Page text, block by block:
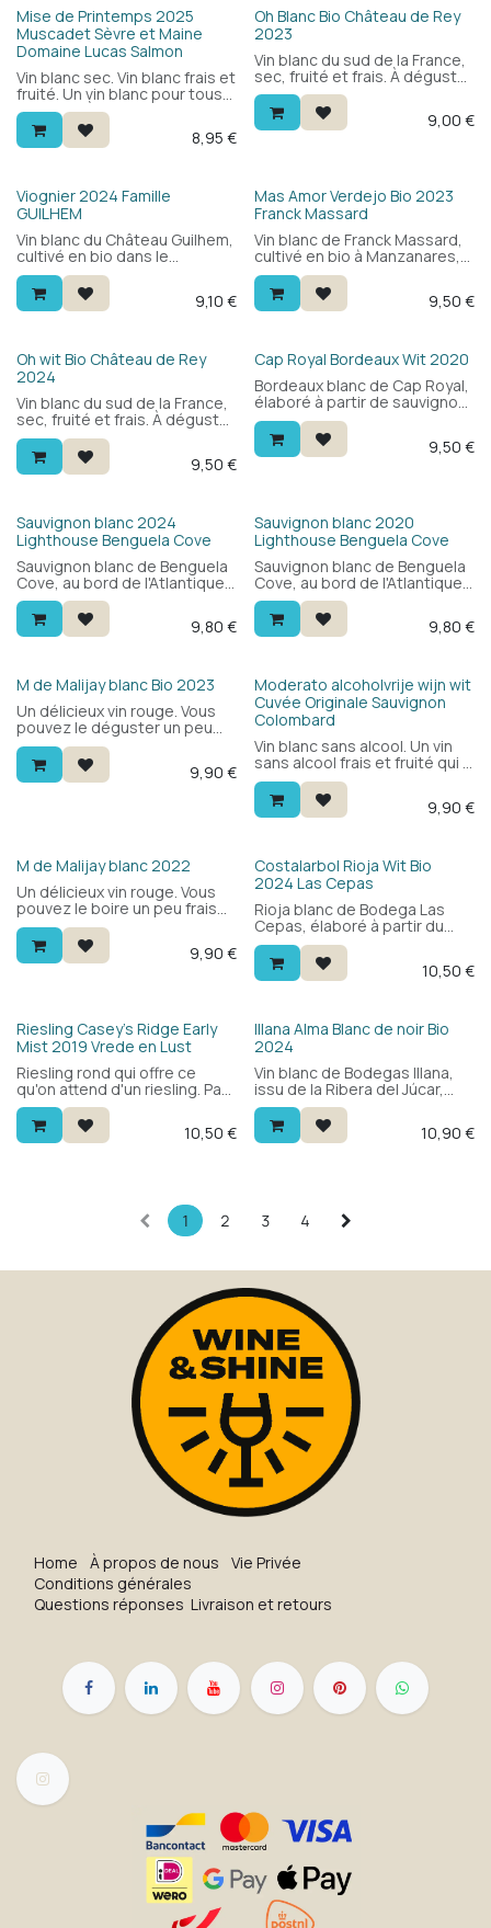
Pour tous, pour toutes les
occasions.
Mise de Printemps 2025
Muscadet Sèvre et Maine
Domaine Lucas Salmon
Vin blanc sec. Vin blanc frais et
fruité. Un vin blanc pour tous
les jours. À déguster avec
des fruits de mer, des plats
de poisson ou à l'apéritif.8,95 €
Bio
Oh Blanc Bio Château de Rey
2023
Vin blanc du sud de la France,
sec, fruité et frais. À déguster
avec des plats de poisson, la
cuisine asiatique ou des
salades. Cépages : macabeu
9,00 €
Viognier 2024 Famille
GUILHEM
Vin blanc du Château Guilhem,
cultivé en bio dans le
Languedoc. 100% viognier :
aromatique et floral, avec des
fruits blancs, une bouche
table.
9,10 €
Bio
Mas Amor Verdejo Bio 2023
Franck Massard
Vin blanc de Franck Massard,
cultivé en bio à Manzanares,
au sud de Madrid. Blend de
verdejo et sauvignon blanc à
650m d'altitude : frais et
et une bouche ronde et
tendue. Délicieux avec
légumes, poissons et fruits
de mer.
9,50 €
Bio
Oh wit Bio Château de Rey
2024
Vin blanc du sud de la France,
sec, fruité et frais. À déguster
avec des plats de poisson, la
cuisine asiatique ou des
salades. Cépages : macabeu
9,50 €
Cap Royal Bordeaux Wit 2020
Bordeaux blanc de Cap Royal,
élaboré à partir de sauvignon
blanc. Aromatique et frais,
avec une touche chic.
Agréable en apéritif ou à9,50 €
Sauvignon blanc 2024
Lighthouse Benguela Cove
Sauvignon blanc de Benguela
Cove, au bord de l'Atlantique
dans la Walker Bay. Frais et
aromatique, avec des
agrumes, des groseilles à
Accessible et facile à boire —
à déguster bien frais.
9,80 €
Sauvignon blanc 2020
Lighthouse Benguela Cove
Sauvignon blanc de Benguela
Cove, au bord de l'Atlantique
dans la Walker Bay. Frais et
aromatique, avec des
agrumes, des groseilles à
Accessible et facile à boire —
à déguster bien frais.
9,80 €
HVE
M de Malijay blanc Bio 2023
Un délicieux vin rouge. Vous
pouvez le déguster un peu
frais entre amis ou lors d'un
barbecue.
9,90 €
Moderato alcoholvrije wijn wit
Cuvée Originale Sauvignon
Colombard
Vin blanc sans alcool. Un vin
sans alcool frais et fruité qui a
vraiment le goût du vin.
Produit comme un vin
classique dont l'alcool est
Colombard.
9,90 €
HVE
M de Malijay blanc 2022
Un délicieux vin rouge. Vous
pouvez le boire un peu frais
entre amis ou lors d'un
barbecue.
9,90 €
Bio
Costalarbol Rioja Wit Bio
2024 Las Cepas
Rioja blanc de Bodega Las
Cepas, élaboré à partir du
rare cépage Maturana Blanca.
Frais et fruité, avec une
touche minérale et une
— excellent rapport qualité-
prix.
10,50 €
Riesling Casey's Ridge Early
Mist 2019 Vrede en Lust
Riesling rond qui offre ce
qu'on attend d'un riesling. Pas
trop sec, donc parfait aussi
comme apéritif pour les
amateurs. 10,50 €
Bio
Illana Alma Blanc de noir Bio
2024
Vin blanc de Bodegas Illana,
issu de la Ribera del Júcar,
cultivé en bio à 750m
d'altitude. Blend de sauvignon
blanc et bobal blanc de noir :
espagnol surprenant.
10,90 €
1 2 3 4
H​o​me À propos de nous
Vie Privée
Conditions générales
Questions réponses Livraison et retours